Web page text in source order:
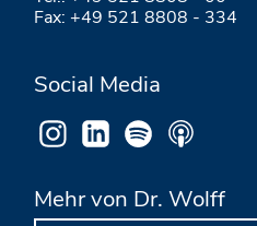
Fax: +49 521 8808 - 334
Social Media
Mehr von Dr. Wolff